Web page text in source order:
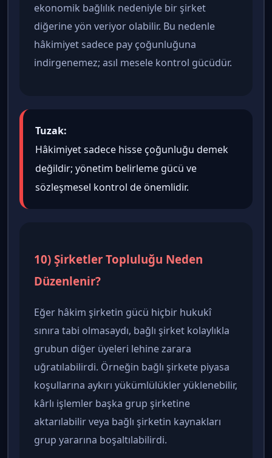
ekonomik bağlılık nedeniyle bir şirket
diğerine yön veriyor olabilir. Bu nedenle
hâkimiyet sadece pay çoğunluğuna
indirgenemez; asıl mesele kontrol gücüdür.
Tuzak:
Hâkimiyet sadece hisse çoğunluğu demek
değildir; yönetim belirleme gücü ve
sözleşmesel kontrol de önemlidir.
10) Şirketler Topluluğu Neden
Düzenlenir?
Eğer hâkim şirketin gücü hiçbir hukukî
sınıra tabi olmasaydı, bağlı şirket kolaylıkla
grubun diğer üyeleri lehine zarara
uğratılabilirdi. Örneğin bağlı şirkete piyasa
koşullarına aykırı yükümlülükler yüklenebilir,
kârlı işlemler başka grup şirketine
aktarılabilir veya bağlı şirketin kaynakları
grup yararına boşaltılabilirdi.